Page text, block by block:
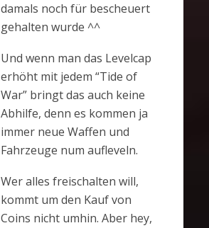
damals noch für bescheuert
gehalten wurde ^^
Und wenn man das Levelcap
erhöht mit jedem “Tide of
War” bringt das auch keine
Abhilfe, denn es kommen ja
immer neue Waffen und
Fahrzeuge num aufleveln.
Wer alles freischalten will,
kommt um den Kauf von
Coins nicht umhin. Aber hey,